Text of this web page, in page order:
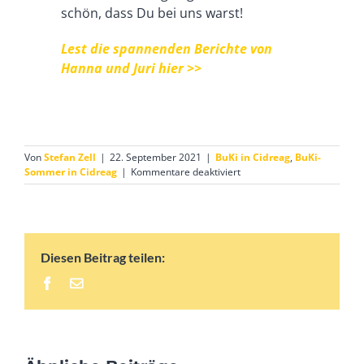
schön, dass Du bei uns warst!
Lest die spannenden Berichte von
Hanna und Juri hier >>
VonStefan Zell | 22. September 2021 | BuKi in Cidreag, BuKi-
Sommer in Cidreag | Kommentare deaktiviertfür
Gäste,
Diesen Beitrag teilen:
Facebook
E-